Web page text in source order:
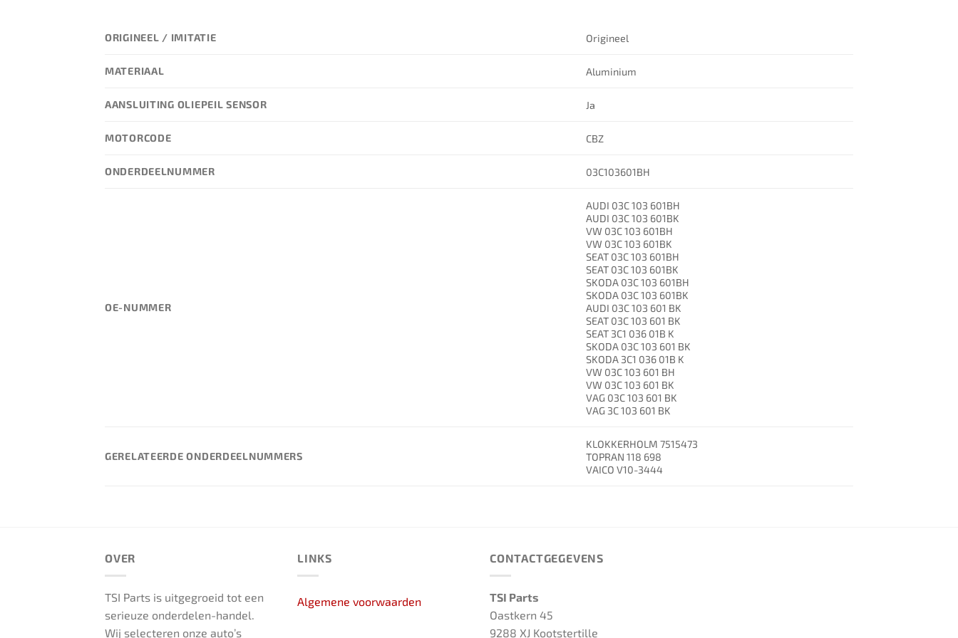
ORIGINEEL / IMITATIE Origineel
MATERIAAL Aluminium
AANSLUITING OLIEPEIL SENSOR Ja
MOTORCODE CBZ
ONDERDEELNUMMER 03C103601BH
OE-NUMMER
AUDI 03C 103 601BH
AUDI 03C 103 601BK
VW 03C 103 601BH
VW 03C 103 601BK
SEAT 03C 103 601BH
SEAT 03C 103 601BK
SKODA 03C 103 601BH
SKODA 03C 103 601BK
AUDI 03C 103 601 BK
SEAT 03C 103 601 BK
SEAT 3C1 036 01B K
SKODA 03C 103 601 BK
SKODA 3C1 036 01B K
VW 03C 103 601 BH
VW 03C 103 601 BK
VAG 03C 103 601 BK
VAG 3C 103 601 BK
GERELATEERDE ONDERDEELNUMMERS
KLOKKERHOLM 7515473
TOPRAN 118 698
VAICO V10-3444
OVER
TSI Parts is uitgegroeid tot een
serieuze onderdelen-handel.
Wij selecteren onze auto’s
LINKS
Algemene voorwaarden
CONTACTGEGEVENS
TSI Parts
Oastkern 45
9288 XJ Kootstertille